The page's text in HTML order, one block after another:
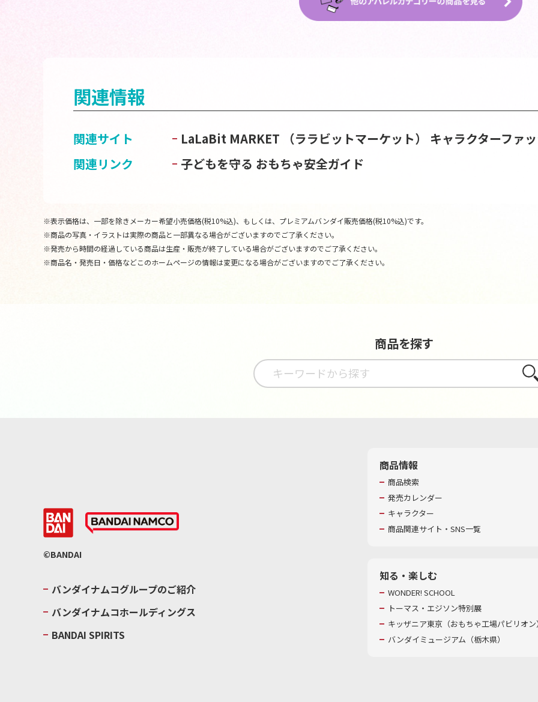
関連情報
関連サイト LaLaBit MARKET （ララビットマーケット）
キャラクターファ
関連リンク
子どもを守る おもちゃ安全ガイド
※表示価格は、一部を除きメーカー希望小売価格(税10%込)、もしくは、プレミアムバンダイ販売価格(税10%込)です。
※商品の写真・イラストは実際の商品と一部異なる場合がございますのでご了承ください。
※発売から時間の経過している商品は生産・販売が終了している場合がございますのでご了承ください。
※商品名・発売日・価格などこのホームページの情報は変更になる場合がございますのでご了承ください。
商品を探す
さが
©BANDAI
バンダイナムコグループのご紹介
バンダイナムコホールディングス
BANDAI SPIRITS
商品情報
商品検索
発売カレンダー
キャラクター
商品関連サイト・SNS一覧
知る・楽しむ
WONDER! SCHOOL
トーマス・エジソン特別展
キッザニア東京（おもちゃ工場パビリオ
バンダイミュージアム（栃木県）